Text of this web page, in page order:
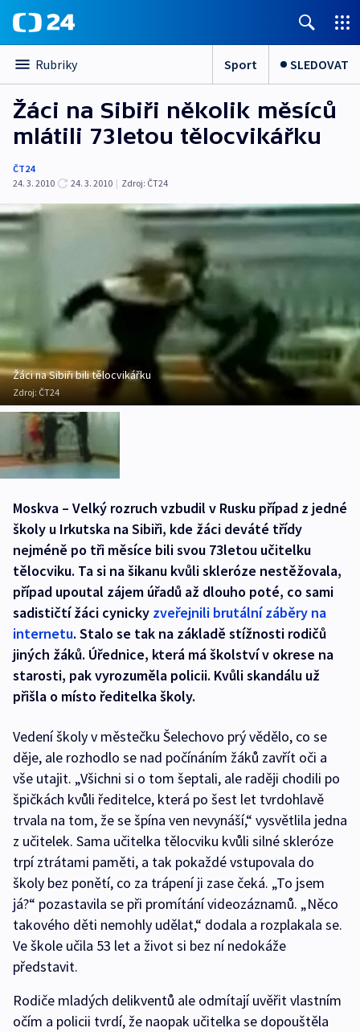
Rubriky Sport SLEDOVAT
Žáci na Sibiři několik měsíců
mlátili 73letou tělocvikářku
ČT24
24. 3. 2010
24. 3. 2010 | Zdroj: ČT24
Žáci na Sibiři bili tělocvikářku
Zdroj: ČT24
Moskva – Velký rozruch vzbudil v Rusku případ z jedné
školy u Irkutska na Sibiři, kde žáci deváté třídy
nejméně po tři měsíce bili svou 73letou učitelku
tělocviku. Ta si na šikanu kvůli skleróze nestěžovala,
případ upoutal zájem úřadů až dlouho poté, co sami
sadističtí žáci cynicky zveřejnili brutální záběry na
internetu. Stalo se tak na základě stížnosti rodičů
jiných žáků. Úřednice, která má školství v okrese na
starosti, pak vyrozuměla policii. Kvůli skandálu už
přišla o místo ředitelka školy.
Vedení školy v městečku Šelechovo prý vědělo, co se
děje, ale rozhodlo se nad počínáním žáků zavřít oči a
vše utajit. „Všichni si o tom šeptali, ale raději chodili po
špičkách kvůli ředitelce, která po šest let tvrdohlavě
trvala na tom, že se špína ven nevynáší,“ vysvětlila jedna
z učitelek. Sama učitelka tělocviku kvůli silné skleróze
trpí ztrátami paměti, a tak pokaždé vstupovala do
školy bez ponětí, co za trápení ji zase čeká. „To jsem
já?“ pozastavila se při promítání videozáznamů. „Něco
takového děti nemohly udělat,“ dodala a rozplakala se.
Ve škole učila 53 let a život si bez ní nedokáže
představit.
Rodiče mladých delikventů ale odmítají uvěřit vlastním
očím a policii tvrdí, že naopak učitelka se dopouštěla